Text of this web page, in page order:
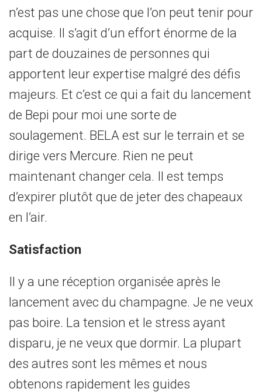
n’est pas une chose que l’on peut tenir pour
acquise. Il s’agit d’un effort énorme de la
part de douzaines de personnes qui
apportent leur expertise malgré des défis
majeurs. Et c’est ce qui a fait du lancement
de Bepi pour moi une sorte de
soulagement. BELA est sur le terrain et se
dirige vers Mercure. Rien ne peut
maintenant changer cela. Il est temps
d’expirer plutôt que de jeter des chapeaux
en l’air.
Satisfaction
Il y a une réception organisée après le
lancement avec du champagne. Je ne veux
pas boire. La tension et le stress ayant
disparu, je ne veux que dormir. La plupart
des autres sont les mêmes et nous
obtenons rapidement les guides